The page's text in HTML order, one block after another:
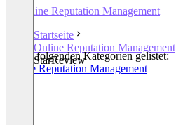
Online Reputation Management
Startseite
Online Reputation Management
StarReview
In den folgenden Kategorien gelistet:
Online Reputation Management